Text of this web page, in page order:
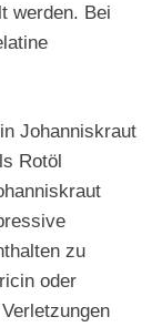
werden. Bei
Johanniskraut
Rotöl
zu
oder